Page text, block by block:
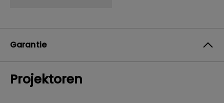
Garantie
Projektoren